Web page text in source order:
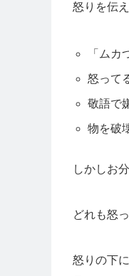
怒りを伝
「ム
怒って
敬語で
物を破
しかしお
どれも怒
怒りの下